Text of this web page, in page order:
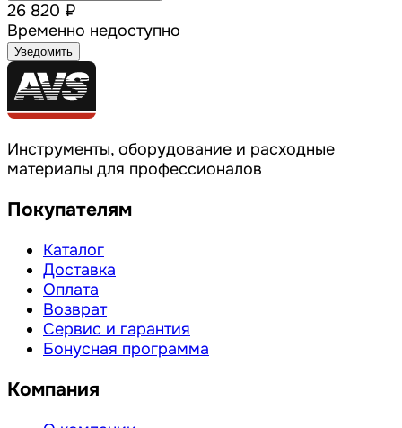
26 820 ₽
Временно недоступно
Уведомить
Инструменты, оборудование и расходные
материалы для профессионалов
Покупателям
Каталог
Доставка
Оплата
Возврат
Сервис и гарантия
Бонусная программа
Компания